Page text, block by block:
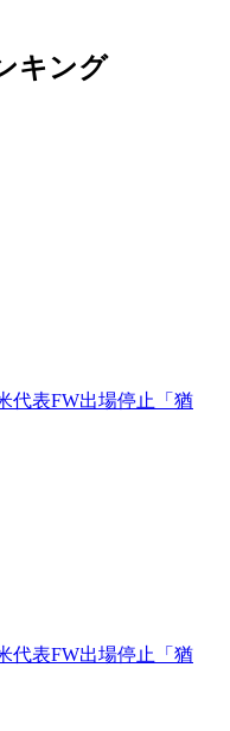
キング
代表FW出場停止「猶
代表FW出場停止「猶